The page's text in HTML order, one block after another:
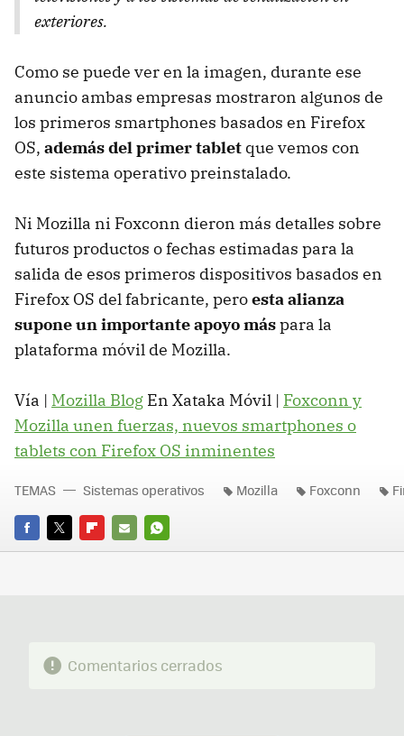
exteriores.
Como se puede ver en la imagen, durante ese
anuncio ambas empresas mostraron algunos de
los primeros smartphones basados en Firefox
OS, además del primer tablet que vemos con
este sistema operativo preinstalado.
Ni Mozilla ni Foxconn dieron más detalles sobre
futuros productos o fechas estimadas para la
salida de esos primeros dispositivos basados en
Firefox OS del fabricante, peroesta alianza
supone un importante apoyo máspara la
plataforma móvil de Mozilla.
Vía | Mozilla Blog En Xataka Móvil | Foxconn y
Mozilla unen fuerzas, nuevos smartphones o
tablets con Firefox OS inminentes
FACEBOOK
TWITTERFLIPBOARD
E-
WHATSAPP
TEMAS Sistemas operativos Mozilla Foxconn
Comentarios cerrados